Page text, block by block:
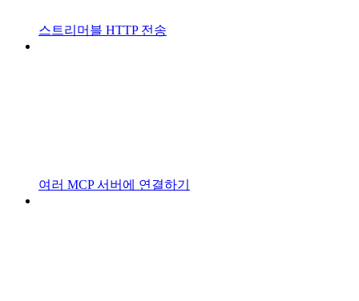
스트리머블 HTTP 전송
여러 MCP 서버에 연결하기